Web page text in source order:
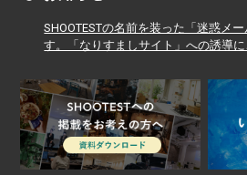
SHOOTESTの名前を装った「迷惑メ
す。「なりすましサイト」への誘導に